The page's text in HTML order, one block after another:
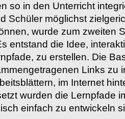
so in den Unterricht
Schüler möglichst
wurde zum zweiten
entstand die Idee,
zu erstellen. Die
Links zu
im Internet
wurden die Lernpfade
einfach zu entwickeln